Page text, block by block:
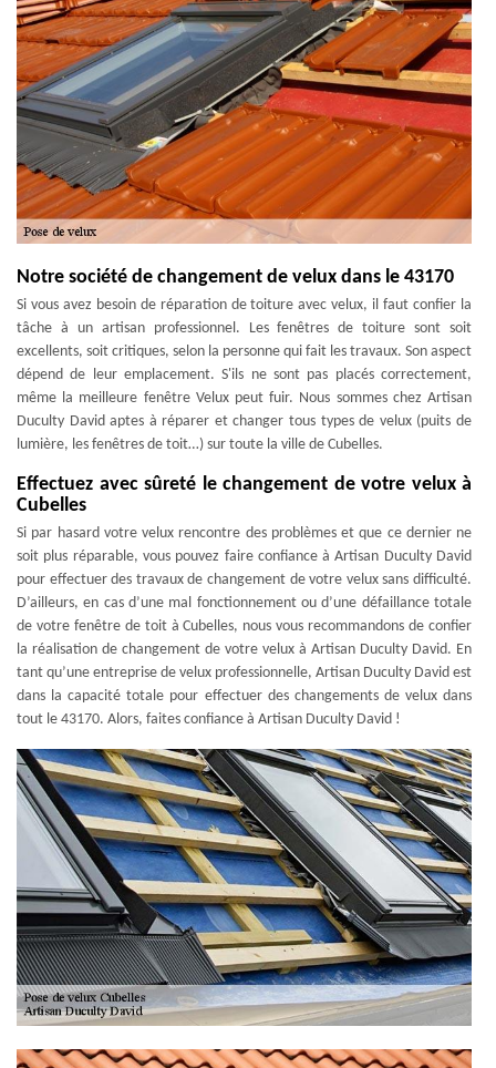
Notre société de changement de velux dans le 43170
Si vous avez besoin de réparation de toiture avec velux, il faut confier la
tâche à un artisan professionnel. Les fenêtres de toiture sont soit
excellents, soit critiques, selon la personne qui fait les travaux. Son aspect
dépend de leur emplacement. S'ils ne sont pas placés correctement,
même la meilleure fenêtre Velux peut fuir. Nous sommes chez Artisan
Duculty David aptes à réparer et changer tous types de velux (puits de
lumière, les fenêtres de toit…) sur toute la ville de Cubelles.
Effectuez avec sûreté le changement de votre velux à
Cubelles
Si par hasard votre velux rencontre des problèmes et que ce dernier ne
soit plus réparable, vous pouvez faire confiance à Artisan Duculty David
pour effectuer des travaux de changement de votre velux sans difficulté.
D’ailleurs, en cas d’une mal fonctionnement ou d’une défaillance totale
de votre fenêtre de toit à Cubelles, nous vous recommandons de confier
la réalisation de changement de votre velux à Artisan Duculty David. En
tant qu’une entreprise de velux professionnelle, Artisan Duculty David est
dans la capacité totale pour effectuer des changements de velux dans
tout le 43170. Alors, faites confiance à Artisan Duculty David !